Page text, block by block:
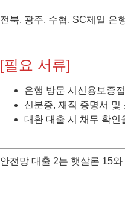
전북, 광주, 수협, SC제일 은
[필요 서류]
은행 방문 시신용보증
신분증, 재직 증명서
대환 대출 시 채무 확인
안전망 대출 2는 햇살론 15